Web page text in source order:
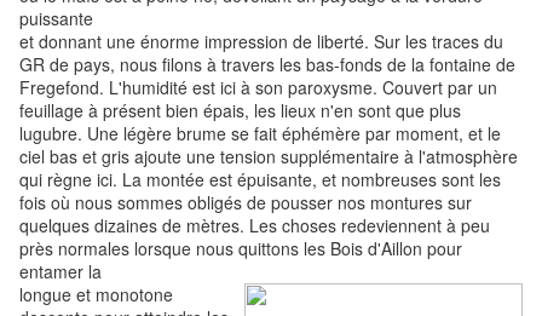
puissante
et donnant une énorme impression de liberté. Sur les traces du
GR de pays, nous filons à travers les bas-fonds de la fontaine de
Fregefond. L'humidité est ici à son paroxysme. Couvert par un
feuillage à présent bien épais, les lieux n'en sont que plus
lugubre. Une légère brume se fait éphémère par moment, et le
ciel bas et gris ajoute une tension supplémentaire à l'atmosphère
qui règne ici. La montée est épuisante, et nombreuses sont les
fois où nous sommes obligés de pousser nos montures sur
quelques dizaines de mètres. Les choses redeviennent à peu
près normales lorsque nous quittons les Bois d'Aillon pour
entamer la
longue et monotone